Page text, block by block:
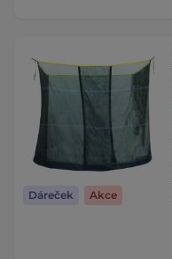
Dáreček Akce